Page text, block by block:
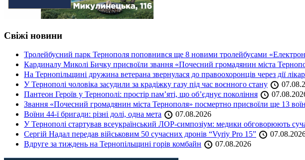
Свіжі новини
Тролейбусний парк Тернополя поповнився ще 8 новими тролейбусами
Кардиналу Миколі Бичку присвоїли звання «Почесний громадянин міста
На Тернопільщині дружина ветерана звернулася до правоохоронців через дії
У Тернополі чоловіка засудили за крадіжку газу під час воєнного стану
Пантеон Героїв у Тернополі: простір пам’яті, що об’єднує покоління
Звання «Почесний громадянин міста Тернополя» посмертно присвоїли ще 13
Воїни 44-ї бригади: різні долі, одна мета
07.08.2026
У Тернополі стартував всеукраїнський ЛОР-симпозіум: медики обговорюють
Сергій Надал передав військовим 50 сучасних дронів “Vyriy Pro 15”
Вдруге за тиждень на Тернопільщині горів комбайн
07.08.2026